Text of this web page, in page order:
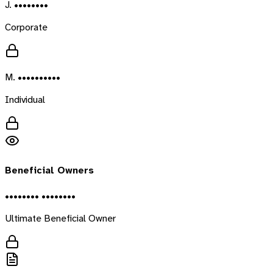
J. ••••••••
Corporate
M. ••••••••••
Individual
Beneficial Owners
•••••••• ••••••••
Ultimate Beneficial Owner